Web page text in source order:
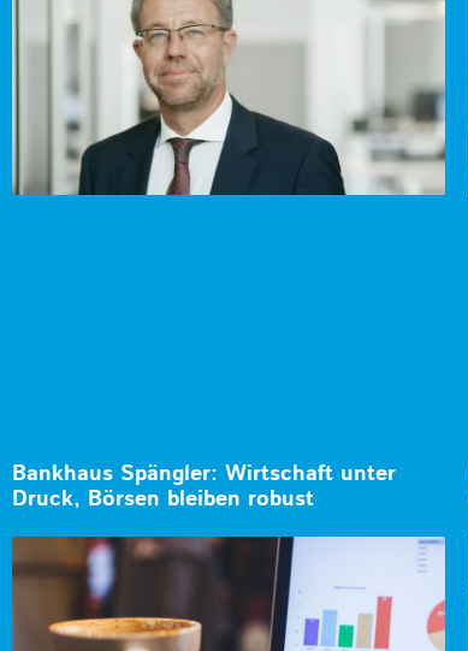
Bankhaus Spängler: Wirtschaft unter
Druck, Börsen bleiben robust